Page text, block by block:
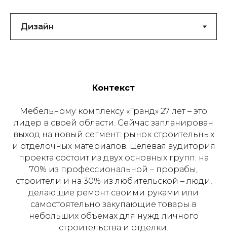
Контекст
Мебельному комплексу «Гранд» 27 лет – это
лидер в своей области. Сейчас запланирован
выход на новый сегмент: рынок строительных
и отделочных материалов. Целевая аудитория
проекта состоит из двух основных групп: на
70% из профессиональной – прорабы,
строители и на 30% из любительской – люди,
делающие ремонт своими руками или
самостоятельно закупающие товары в
небольших объемах для нужд личного
строительства и отделки.